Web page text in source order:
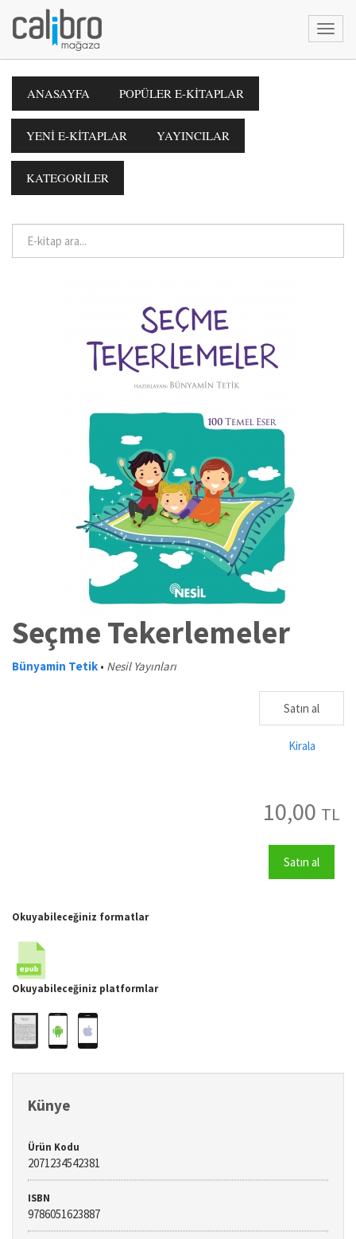
ANASAYFA POPÜLER E-KİTAPLAR
YENİ E-KİTAPLAR YAYINCILAR
KATEGORİLER
Seçme Tekerlemeler
Bünyamin Tetik • Nesil Yayınları
Satın al
Kirala
10,00 TL
Satın al
Okuyabileceğiniz formatlar
Okuyabileceğiniz platformlar
Künye
Ürün Kodu
2071234542381
ISBN
9786051623887